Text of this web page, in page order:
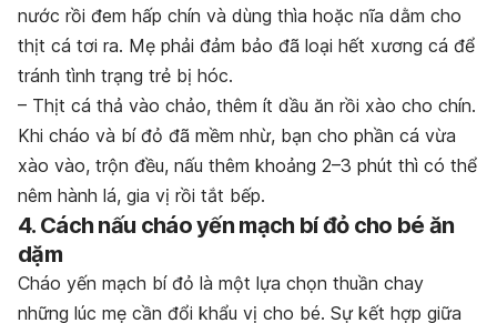
nước rồi đem hấp chín và dùng thìa hoặc nĩa dằm cho
thịt cá tơi ra. Mẹ phải đảm bảo đã loại hết xương cá để
tránh tình trạng trẻ bị hóc.
– Thịt cá thả vào chảo, thêm ít dầu ăn rồi xào cho chín.
Khi cháo và bí đỏ đã mềm nhừ, bạn cho phần cá vừa
xào vào, trộn đều, nấu thêm khoảng 2–3 phút thì có thể
nêm hành lá, gia vị rồi tắt bếp.
4. Cách nấu cháo yến mạch bí đỏ cho bé ăn
dặm
Cháo yến mạch bí đỏ là một lựa chọn thuần chay
những lúc mẹ cần đổi khẩu vị cho bé. Sự kết hợp giữa